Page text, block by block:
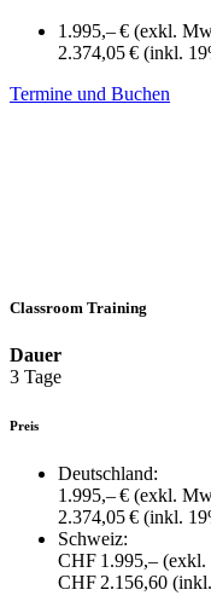
1.995,– € (exkl.
2.374,05 € (inkl.
Termine und Buchen
Classroom Training
Dauer
3 Tage
Preis
Deutschland:
1.995,– € (exkl.
2.374,05 € (inkl.
Schweiz:
CHF 1.995,– (exkl.
CHF 2.156,60